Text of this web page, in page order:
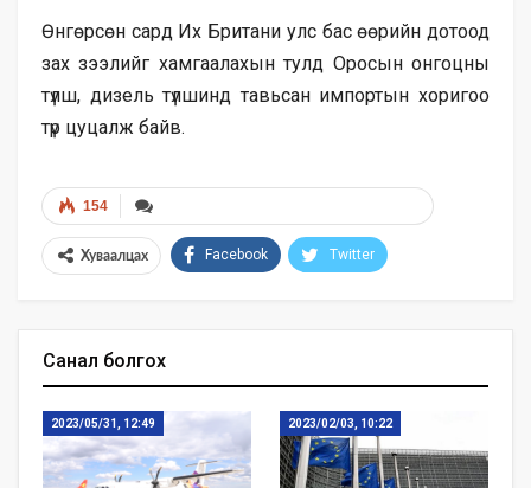
Өнгөрсөн сард Их Британи улс бас өөрийн дотоод
зах зээлийг хамгаалахын тулд Оросын онгоцны
түлш, дизель түлшинд тавьсан импортын хоригоо
түр цуцалж байв.
154
Хуваалцах Facebook Twitter
Санал болгох
2023/05/31, 12:49 2023/02/03, 10:22